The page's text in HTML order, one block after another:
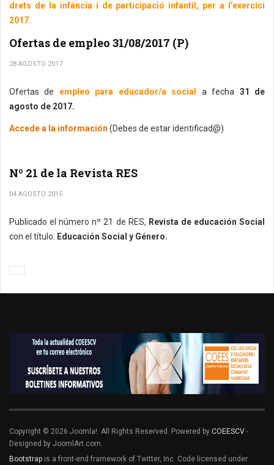
drets de la infància i de participació infantil, per a l’exercici
2017.
Ofertas de empleo 31/08/2017 (P)
28 AGOSTO 2017
Ofertas de empleo para educador/a social a fecha 31 de
agosto de 2017.
Accede a la información (Debes de estar identificad@)
Nº 21 de la Revista RES
04 AGOSTO 2015
Publicado el número nº 21 de RES, Revista de educación Social
con el título: Educación Social y Género.
Copyright © 2026 Joomla!. All Rights Reserved. Powered by COEESCV -
Designed by JoomlArt.com.
Bootstrap is a front-end framework of Twitter, Inc. Code licensed under